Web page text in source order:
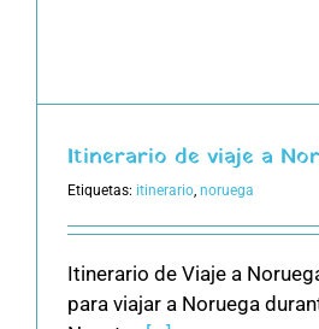
Itinerario de viaje a
Etiquetas: itinerario, noruega
Itinerario de Viaje a
para viajar a Noruega